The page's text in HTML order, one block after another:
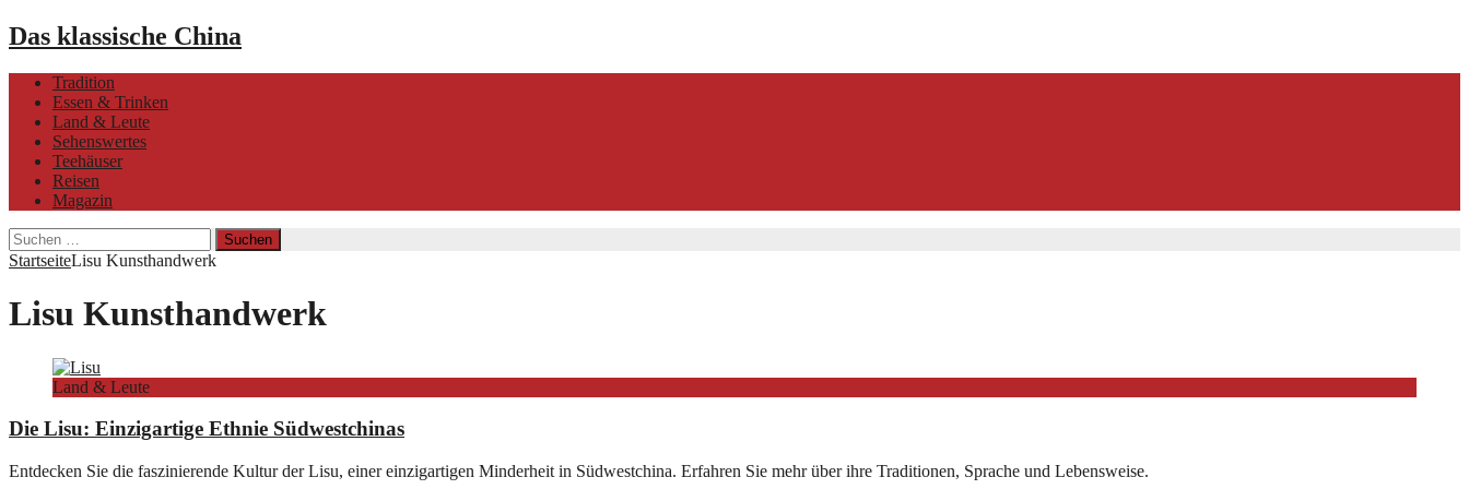
Das klassische China
Tradition
Essen & Trinken
Land & Leute
Sehenswertes
Teehäuser
Reisen
Magazin
Suchen
nach:
StartseiteLisu Kunsthandwerk
Lisu Kunsthandwerk
Land & Leute
Die Lisu: Einzigartige Ethnie Südwestchinas
Entdecken Sie die faszinierende Kultur der Lisu, einer einzigartigen Minderheit in Südwestchina. Erfahren Sie mehr über ihre Traditionen, Sprache und Lebensweise.